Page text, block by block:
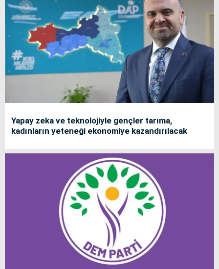
Yapay zeka ve teknolojiyle gençler tarıma,
kadınların yeteneği ekonomiye kazandırılacak